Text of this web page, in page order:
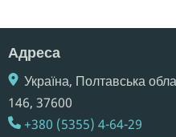
Адреса
Україна, Полтавська
146,​ 37600
+380 (5355) 4-64-29